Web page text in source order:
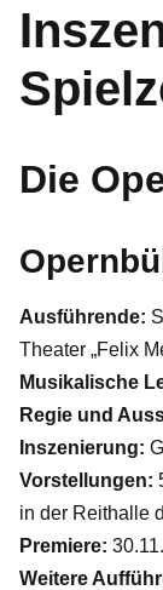
Die
Ausführende:
Theater „Felix
Musikalische
Regie und
Inszenierung:
Vorstellungen:
in der Reithalle
Premiere:
Weitere